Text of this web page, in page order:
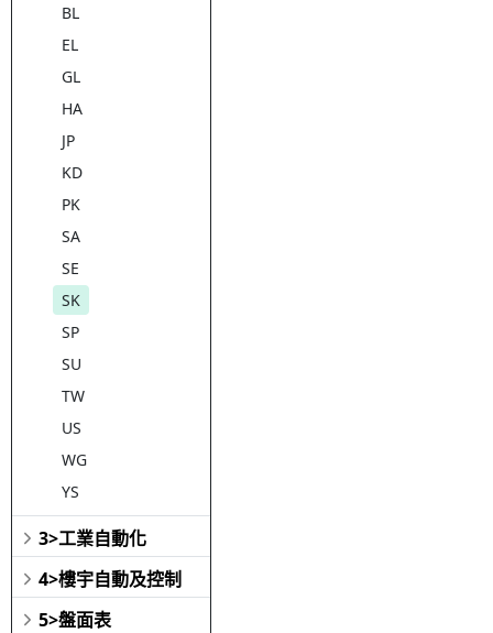
BL
EL
GL
HA
JP
KD
PK
SA
SE
SK
SP
SU
TW
US
WG
YS
3>工業自動化
4>樓宇自動及控制
5>盤面表